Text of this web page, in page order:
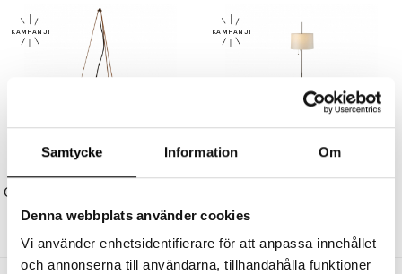
Samtycke Information Om
Denna webbplats använder cookies
Vi använder enhetsidentifierare för att anpassa innehållet
och annonserna till användarna, tillhandahålla funktioner
2565 kr 2180 kr
4205 kr